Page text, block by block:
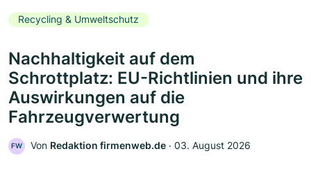
Recycling & Umweltschutz
Nachhaltigkeit auf dem
Schrottplatz: EU-Richtlinien und ihre
Auswirkungen auf die
Fahrzeugverwertung
FW Von Redaktion firmenweb.de ‧ 03. August 2026